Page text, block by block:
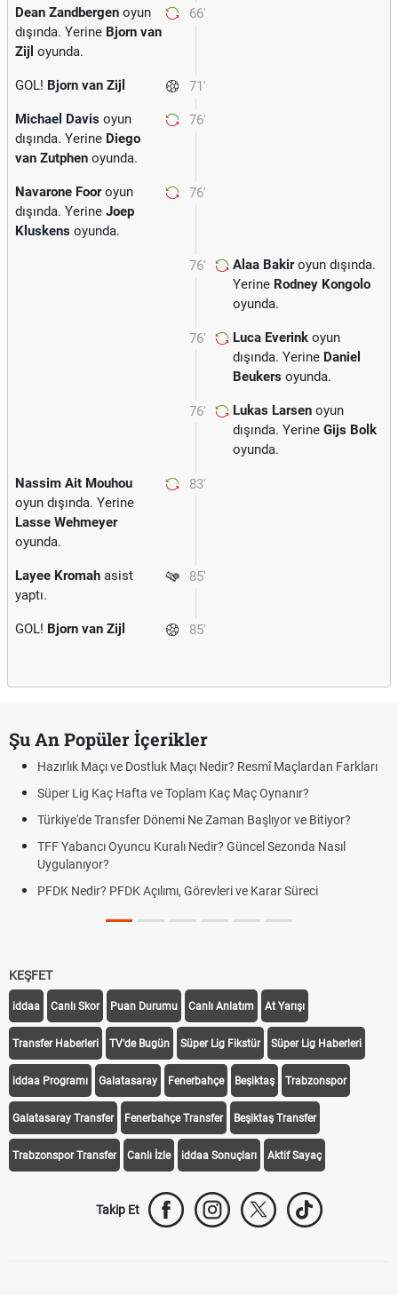
66'
Dean Zandbergen oyun
dışında. Yerine Bjorn van
Zijl oyunda.
71'
GOL! Bjorn van Zijl
76'
Michael Davis oyun
dışında. Yerine Diego
van Zutphen oyunda.
76'
Navarone Fooroyun
dışında. Yerine Joep
Kluskens oyunda.
76' Alaa Bakiroyun dışında.
Yerine Rodney Kongolo
oyunda.
76' Luca Everink oyun
dışında. Yerine Daniel
Beukers oyunda.
76' Lukas Larsen oyun
dışında. Yerine Gijs Bolk
oyunda.
83'
Nassim Ait Mouhou
oyun dışında. Yerine
Lasse Wehmeyer
oyunda.
85'
Layee Kromah asist
yaptı.
85'
GOL! Bjorn van Zijl
Şu An Popüler İçerikler
Hazırlık Maçı ve Dostluk Maçı Nedir? Resmî Maçlardan Farkları
Süper Lig Kaç Hafta ve Toplam Kaç Maç Oynanır?
Türkiye'de Transfer Dönemi Ne Zaman Başlıyor ve Bitiyor?
TFF Yabancı Oyuncu Kuralı Nedir? Güncel Sezonda Nasıl
Uygulanıyor?
PFDK Nedir? PFDK Açılımı, Görevleri ve Karar Süreci
KEŞFET
iddaa Canlı Skor Puan Durumu Canlı Anlatım At Yarışı
Transfer Haberleri TV'de Bugün Süper Lig Fikstür Süper Lig Haberleri
iddaa Programı Galatasaray Fenerbahçe Beşiktaş Trabzonspor
Galatasaray Transfer Fenerbahçe Transfer Beşiktaş Transfer
Trabzonspor Transfer Canlı İzle iddaa Sonuçları Aktif Sayaç
Takip Et